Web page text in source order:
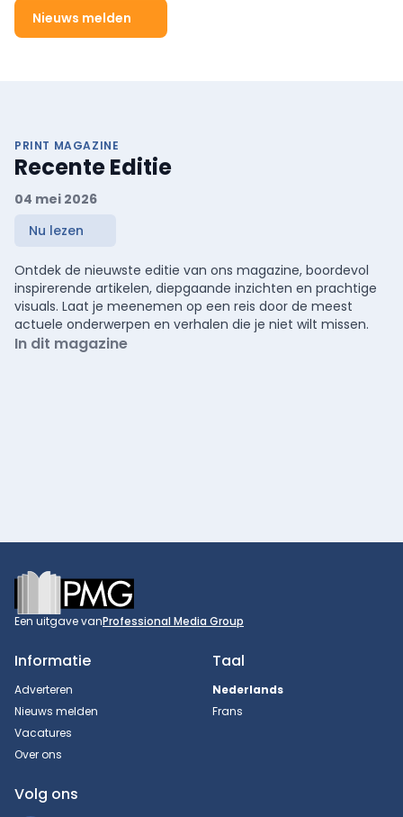
Nieuws melden
PRINT MAGAZINE
Recente Editie
04 mei 2026
Nu lezen
Ontdek de nieuwste editie van ons magazine, boordevol
inspirerende artikelen, diepgaande inzichten en prachtige
visuals. Laat je meenemen op een reis door de meest
actuele onderwerpen en verhalen die je niet wilt missen.
In dit magazine
Footer
Een uitgave vanProfessional Media Group
Informatie
Adverteren
Nieuws melden
Vacatures
Over ons
Taal
Nederlands
Frans
Volg ons